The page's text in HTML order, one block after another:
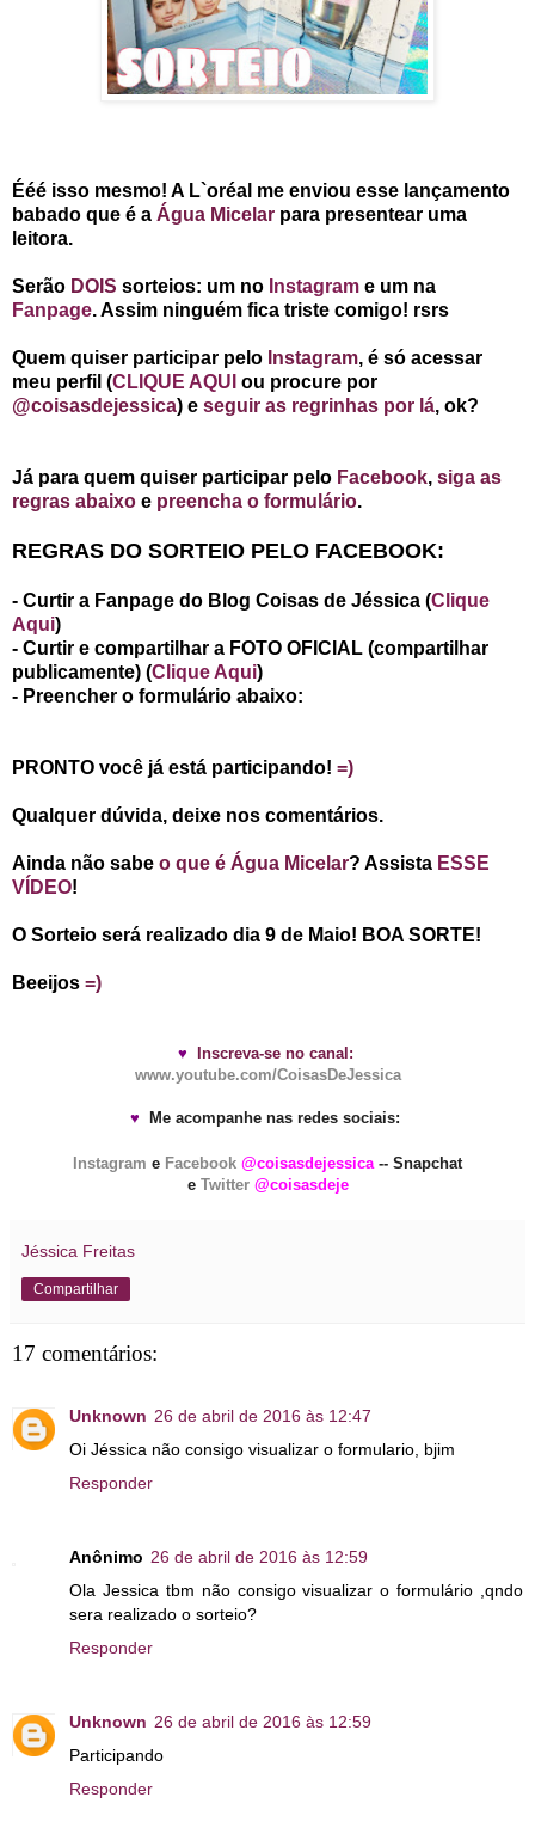
Ééé isso mesmo! A L`oréal me enviou esse lançamento
babado que é a Água Micelar para presentear uma
leitora.
Serão DOIS sorteios: um no Instagram e um na
Fanpage. Assim ninguém fica triste comigo! rsrs
Quem quiser participar pelo Instagram, é só acessar
meu perfil (CLIQUE AQUI ou procure por
@coisasdejessica) e seguir as regrinhas por lá, ok?
Já para quem quiser participar pelo Facebook, siga as
regras abaixo e preencha o formulário.
REGRAS DO SORTEIO PELO FACEBOOK:
- Curtir a Fanpage do Blog Coisas de Jéssica (Clique
Aqui)
- Curtir e compartilhar a FOTO OFICIAL (compartilhar
publicamente) (Clique Aqui)
- Preencher o formulário abaixo:
PRONTO você já está participando! =)
Qualquer dúvida, deixe nos comentários.
Ainda não sabe o que é Água Micelar? Assista ESSE
VÍDEO!
O Sorteio será realizado dia 9 de Maio! BOA SORTE!
Beeijos =)
♥
Inscreva-se no canal:
www.youtube.com/CoisasDeJessica
♥ Me acompanhe nas redes sociais:
Instagram e Facebook @coisasdejessica -- Snapchat
e Twitter @coisasdeje
Jéssica Freitas
Compartilhar
17 comentários:
Unknown 26 de abril de 2016 às 12:47
Oi Jéssica não consigo visualizar o formulario, bjim
Responder
Anônimo 26 de abril de 2016 às 12:59
Ola Jessica tbm não consigo visualizar o formulário ,qndo
sera realizado o sorteio?
Responder
Unknown 26 de abril de 2016 às 12:59
Participando
Responder